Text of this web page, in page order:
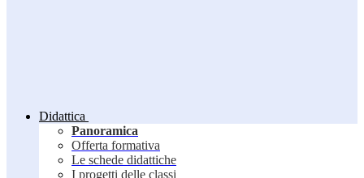
Didattica
Panoramica
Offerta formativa
Le schede didattiche
I progetti delle classi